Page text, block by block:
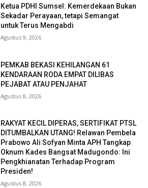
Ketua PDHI Sumsel: Kemerdekaan Bukan
Sekadar Perayaan, tetapi Semangat
untuk Terus Mengabdi
Agustus 9, 2026
PEMKAB BEKASI KEHILANGAN 61
KENDARAAN RODA EMPAT DILIBAS
PEJABAT ATAU PENJAHAT
Agustus 8, 2026
RAKYAT KECIL DIPERAS, SERTIFIKAT PTSL
DITUMBALKAN UTANG! Relawan Pembela
Prabowo Ali Sofyan Minta APH Tangkap
Oknum Kades Bangsat Madugondo: Ini
Pengkhianatan Terhadap Program
Presiden!
Agustus 8, 2026